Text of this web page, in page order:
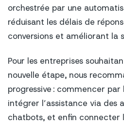
orchestrée par une
réduisant les délais de
conversions et améliorant la
Pour les entreprises
nouvelle étape, nous
progressive : commencer par
intégrer l’assistance via des
chatbots, et enfin connecter